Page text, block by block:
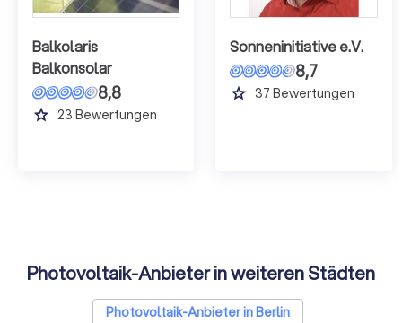
Balkolaris
Balkonsolar
8,8
grade 23 Bewertungen
Sonneninitiative e.V.
8,7
grade 37 Bewertungen
Photovoltaik-Anbieter in weiteren Städten
Photovoltaik-Anbieter in Berlin